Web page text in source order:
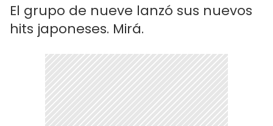
El grupo de nueve lanzó sus nuevos
hits japoneses. Mirá.